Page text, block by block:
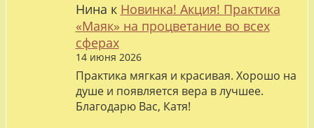
Нина к Новинка! Акция! Практика
«Маяк» на процветание во всех
сферах
14 июня 2026
Практика мягкая и красивая. Хорошо на
душе и появляется вера в лучшее.
Благодарю Вас, Катя!